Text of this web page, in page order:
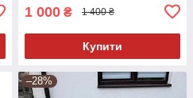
1 000 ₴ 1 400 ₴
Купити
–28%